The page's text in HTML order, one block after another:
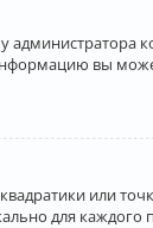
администратора
вы
или
для каждого